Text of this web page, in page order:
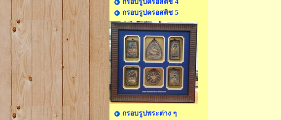
กรอบรูปครอสติช 4
กรอบรูปครอสติช 5
กรอบรูปพระต่าง ๆ